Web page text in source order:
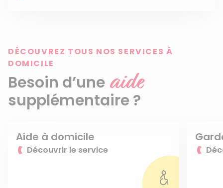
DÉCOUVREZ TOUS NOS SERVICES À
DOMICILE
Besoin d’une aide
supplémentaire ?
Aide à domicile
Découvrir le service